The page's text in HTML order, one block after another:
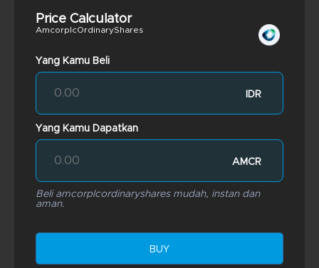
Price Calculator
AmcorplcOrdinaryShares
Yang Kamu Beli
IDR
Yang Kamu Dapatkan
AMCR
Beli amcorplcordinaryshares mudah, instan dan
aman.
BUY